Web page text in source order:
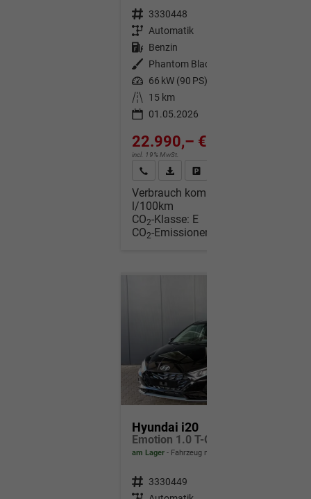
Fahrzeugnr. 3330448
Getriebe Automatik
Kraftstoff Benzin
Außenfarbe
Phantom Black
Leistung 66 kW (90 PS)
Kilometerstand
15 km
01.05.2026
22.990,– €
incl. 19% MwSt.
Wir rufen Sie anFahrzeugexposé (PDF)
Verbrauch kombiniert:
l/100km
CO2-Klasse: E
CO2-Emissionen:
Hyundai i20
am Lager Fahrzeug mit Tageszulassung
Fahrzeugnr. 3330449